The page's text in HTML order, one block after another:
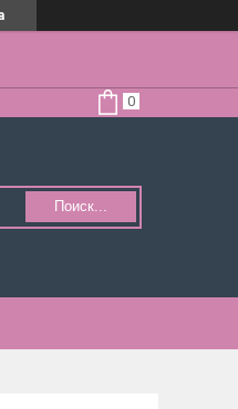
Поиск...